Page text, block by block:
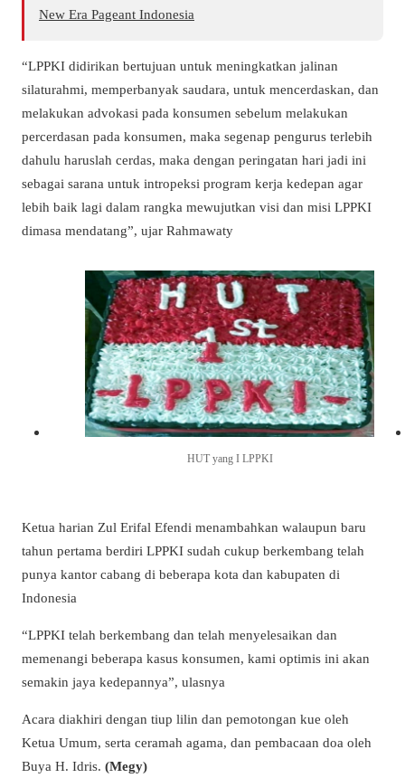
New Era Pageant Indonesia
“LPPKI didirikan bertujuan untuk meningkatkan jalinan
silaturahmi, memperbanyak saudara, untuk mencerdaskan, dan
melakukan advokasi pada konsumen sebelum melakukan
percerdasan pada konsumen, maka segenap pengurus terlebih
dahulu haruslah cerdas, maka dengan peringatan hari jadi ini
sebagai sarana untuk intropeksi program kerja kedepan agar
lebih baik lagi dalam rangka mewujutkan visi dan misi LPPKI
dimasa mendatang”, ujar Rahmawaty
HUT yang I LPPKI
Ketua harian Zul Erifal Efendi menambahkan walaupun baru
tahun pertama berdiri LPPKI sudah cukup berkembang telah
punya kantor cabang di beberapa kota dan kabupaten di
Indonesia
“LPPKI telah berkembang dan telah menyelesaikan dan
memenangi beberapa kasus konsumen, kami optimis ini akan
semakin jaya kedepannya”, ulasnya
Acara diakhiri dengan tiup lilin dan pemotongan kue oleh
Ketua Umum, serta ceramah agama, dan pembacaan doa oleh
Buya H. Idris. (Megy)